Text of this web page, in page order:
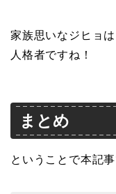
家族思いなジヒョ
人格者ですね！
まとめ
ということで本記